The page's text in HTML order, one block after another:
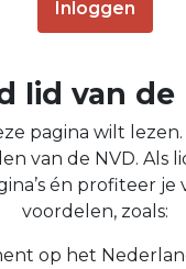
Inloggen
lid van de
pagina wilt lezen.
van de NVD. Als
én profiteer je
voordelen, zoals:
op het